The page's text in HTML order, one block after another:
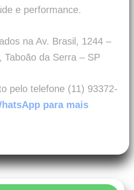
e performance.
na Av. Brasil, 1244 –
Taboão da Serra – SP
pelo telefone (11) 93372-
para mais